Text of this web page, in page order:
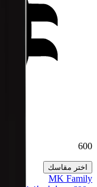
600
اختر مقاسك
MK Family